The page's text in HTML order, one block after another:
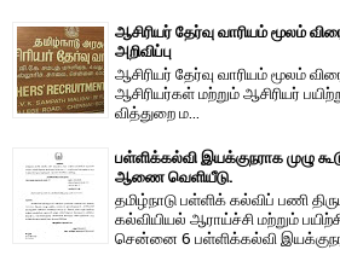
ஆசிரியர் தேர்வு வாரியம் மூலம்
அறிவிப்பு
ஆசிரியர் தேர்வு வாரி​யம் மூலம்
ஆசிரியர்​கள் மற்​றும் ஆசிரியர்
வித்​துறை ம...
பள்ளிக்கல்வி இயக்குநராக முழு
ஆணை வெளியீடு.
தமிழ்நாடு பள்ளிக் கல்விப் பணி
கல்வியியல் ஆராய்ச்சி மற்றும்
சென்னை 6 பள்ளிக்கல்வி